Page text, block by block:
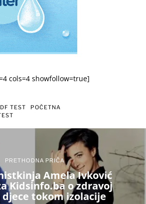
cols=4 showfollow=true]
TEST
POČETNA
PRETHODNA PRIČA
Amela Ivković
Kidsinfo.ba o zdravoj
tokom izolacije